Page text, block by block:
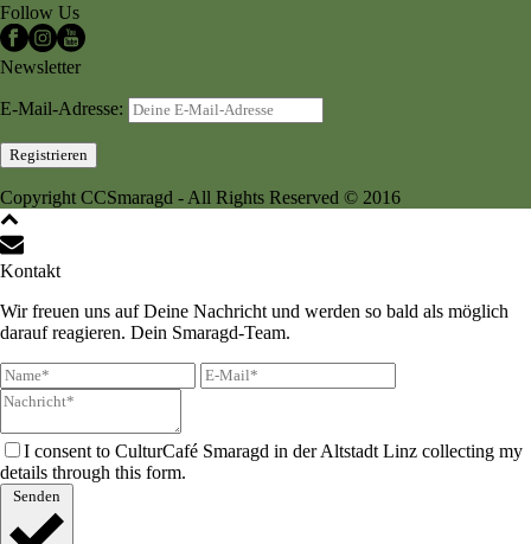
Follow Us
Newsletter
E-Mail-Adresse:
Copyright CCSmaragd - All Rights Reserved © 2016
Kontakt
Wir freuen uns auf Deine Nachricht und werden so bald als möglich
darauf reagieren. Dein Smaragd-Team.
I consent to CulturCafé Smaragd in der Altstadt Linz collecting my
details through this form.
Senden